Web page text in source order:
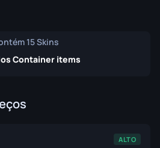
15 Skins
Container items
ALTO